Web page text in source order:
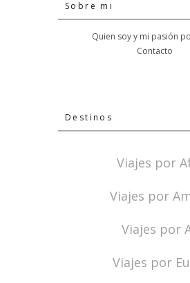
Sobre mi
Quien soy y mi pasión
Contacto
Destinos
Viajes por
Viajes por
Viajes por
Viajes por